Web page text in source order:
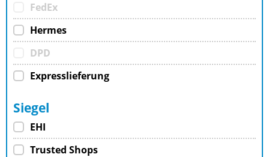
FedEx
Hermes
DPD
Expresslieferung
Siegel
EHI
Trusted Shops